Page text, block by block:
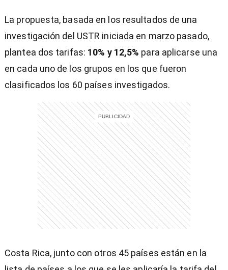
La propuesta, basada en los resultados de una
investigación del USTR iniciada en marzo pasado,
plantea dos tarifas: 10% y 12,5% para aplicarse una
en cada uno de los grupos en los que fueron
clasificados los 60 países investigados.
Costa Rica, junto con otros 45 países están en la